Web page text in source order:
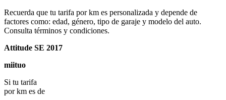
Recuerda que tu tarifa por km es personalizada y depende de
factores como: edad, género, tipo de garaje y modelo del auto.
Consulta términos y condiciones.
Attitude SE 2017
miituo
Si tu tarifa
por km es de